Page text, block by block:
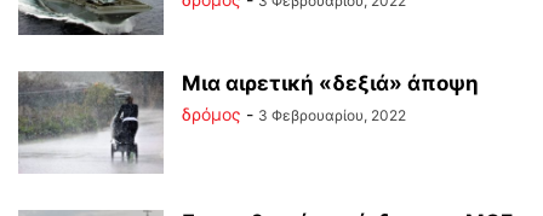
Μια αιρετική «δεξιά» άποψη
δρόμος - 3 Φεβρουαρίου, 2022